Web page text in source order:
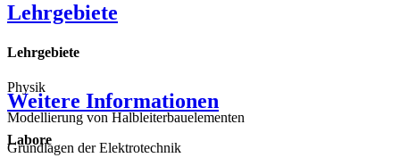
Lehrgebiete
Lehrgebiete
Physik
Modellierung von Halbleiterbauelementen
Grundlagen der Elektrotechnik
Weitere Informationen
Labore